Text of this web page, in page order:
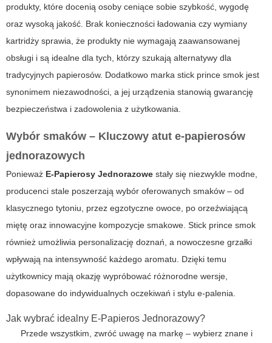
produkty, które docenią osoby ceniące sobie szybkość, wygodę
oraz wysoką jakość. Brak konieczności ładowania czy wymiany
kartridży sprawia, że produkty nie wymagają zaawansowanej
obsługi i są idealne dla tych, którzy szukają alternatywy dla
tradycyjnych papierosów. Dodatkowo marka stick prince smok jest
synonimem niezawodności, a jej urządzenia stanowią gwarancję
bezpieczeństwa i zadowolenia z użytkowania.
Wybór smaków – Kluczowy atut e-papierosów
jednorazowych
Ponieważ E-Papierosy Jednorazowe stały się niezwykle modne,
producenci stale poszerzają wybór oferowanych smaków – od
klasycznego tytoniu, przez egzotyczne owoce, po orzeźwiającą
miętę oraz innowacyjne kompozycje smakowe. Stick prince smok
również umożliwia personalizację doznań, a nowoczesne grzałki
wpływają na intensywność każdego aromatu. Dzięki temu
użytkownicy mają okazję wypróbować różnorodne wersje,
dopasowane do indywidualnych oczekiwań i stylu e-palenia.
Jak wybrać idealny E-Papieros Jednorazowy?
Przede wszystkim, zwróć uwagę na markę – wybierz znane i